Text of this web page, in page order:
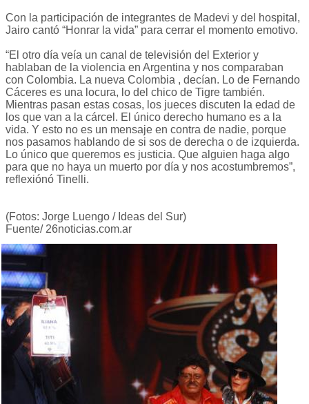
Con la participación de integrantes de Madevi y del hospital,
Jairo cantó “Honrar la vida” para cerrar el momento emotivo.
“El otro día veía un canal de televisión del Exterior y
hablaban de la violencia en Argentina y nos comparaban
con Colombia. La nueva Colombia , decían. Lo de Fernando
Cáceres es una locura, lo del chico de Tigre también.
Mientras pasan estas cosas, los jueces discuten la edad de
los que van a la cárcel. El único derecho humano es a la
vida. Y esto no es un mensaje en contra de nadie, porque
nos pasamos hablando de si sos de derecha o de izquierda.
Lo único que queremos es justicia. Que alguien haga algo
para que no haya un muerto por día y nos acostumbremos”,
reflexiónó Tinelli.
(Fotos: Jorge Luengo / Ideas del Sur)
Fuente/ 26noticias.com.ar